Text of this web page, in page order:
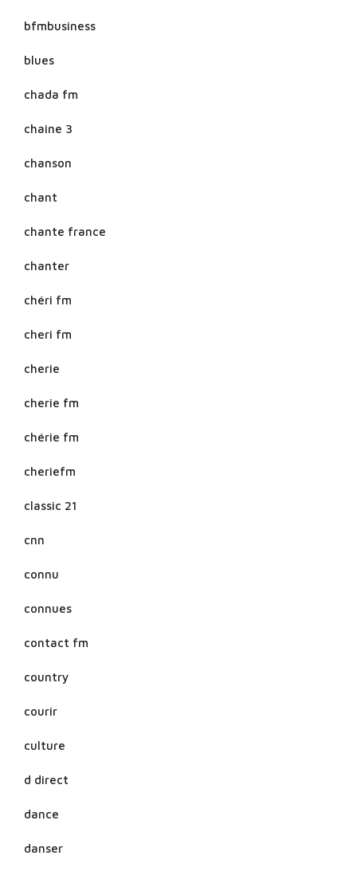
bfmbusiness
blues
chada fm
chaine 3
chanson
chant
chante france
chanter
chéri fm
cheri fm
cherie
cherie fm
chérie fm
cheriefm
classic 21
cnn
connu
connues
contact fm
country
courir
culture
d direct
dance
danser